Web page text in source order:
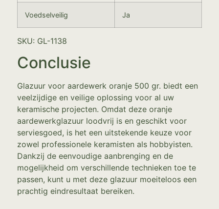
Voedselveilig Ja
SKU: GL-1138
Conclusie
Glazuur voor aardewerk oranje 500 gr. biedt een
veelzijdige en veilige oplossing voor al uw
keramische projecten. Omdat deze oranje
aardewerkglazuur loodvrij is en geschikt voor
serviesgoed, is het een uitstekende keuze voor
zowel professionele keramisten als hobbyisten.
Dankzij de eenvoudige aanbrenging en de
mogelijkheid om verschillende technieken toe te
passen, kunt u met deze glazuur moeiteloos een
prachtig eindresultaat bereiken.